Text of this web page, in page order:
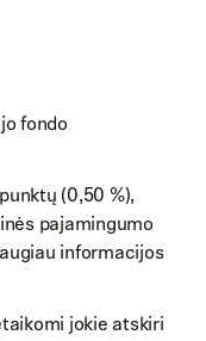
fondo
(0,50 %),
pajamingumo
informacijos
jokie atskiri